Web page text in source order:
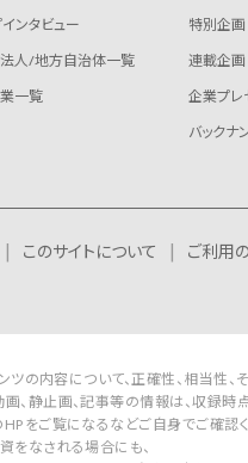
インタビュー
人/地方自治体一覧
一覧
特別企画
連載企画
企業プレ
バックナ
このサイトについて ご利用
ツの内容について、正確性、相当性、
、静止画、記事等の情報は、収録時
をご覧になるなどご自身でご確認
をなされる場合にも、